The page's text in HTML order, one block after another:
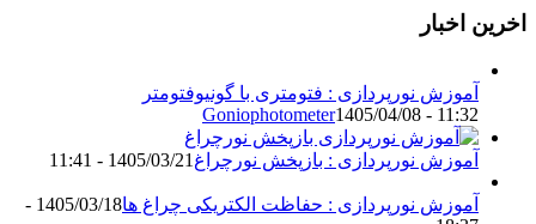
اخبار
نورپردازی : فتومتری با گونیوفتومتر
Goniophotometer1405/04/08 -
نورپردازی : بازپخش نورچراغ1405/03/21 - 11:41
نورپردازی : حفاظت الکتریکی چراغ ها
1405/03/18 -